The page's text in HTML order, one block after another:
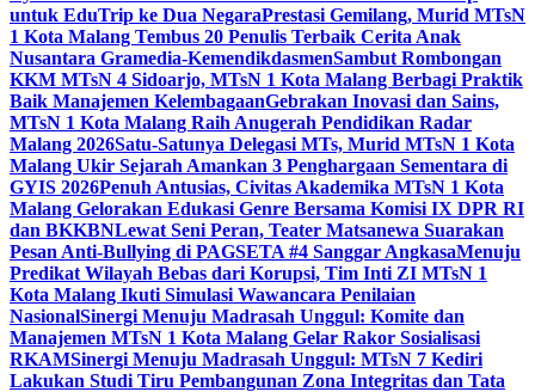
untuk EduTrip ke Dua NegaraPrestasi Gemilang, Murid MTsN
1 Kota Malang Tembus 20 Penulis Terbaik Cerita Anak
Nusantara Gramedia-KemendikdasmenSambut Rombongan
KKM MTsN 4 Sidoarjo, MTsN 1 Kota Malang Berbagi Praktik
Baik Manajemen KelembagaanGebrakan Inovasi dan Sains,
MTsN 1 Kota Malang Raih Anugerah Pendidikan Radar
Malang 2026Satu-Satunya Delegasi MTs, Murid MTsN 1 Kota
Malang Ukir Sejarah Amankan 3 Penghargaan Sementara di
GYIS 2026Penuh Antusias, Civitas Akademika MTsN 1 Kota
Malang Gelorakan Edukasi Genre Bersama Komisi IX DPR RI
dan BKKBNLewat Seni Peran, Teater Matsanewa Suarakan
Pesan Anti-Bullying di PAGSETA #4 Sanggar AngkasaMenuju
Predikat Wilayah Bebas dari Korupsi, Tim Inti ZI MTsN 1
Kota Malang Ikuti Simulasi Wawancara Penilaian
NasionalSinergi Menuju Madrasah Unggul: Komite dan
Manajemen MTsN 1 Kota Malang Gelar Rakor Sosialisasi
RKAMSinergi Menuju Madrasah Unggul: MTsN 7 Kediri
Lakukan Studi Tiru Pembangunan Zona Integritas dan Tata